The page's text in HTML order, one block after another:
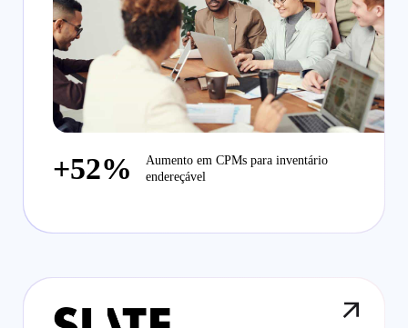
+52%
Aumento em CPMs para inventário
endereçável